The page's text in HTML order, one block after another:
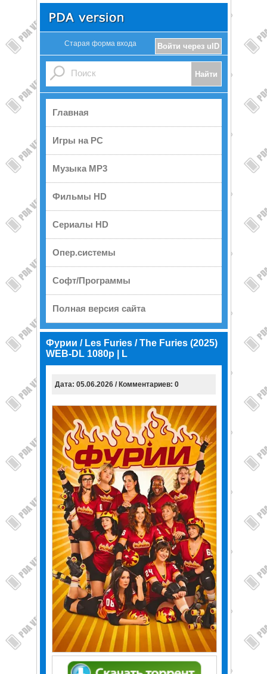
Войти через uID
Старая форма входа
Главная
Игры на PC
Музыка MP3
Фильмы HD
Сериалы HD
Опер.системы
Софт/Программы
Полная версия сайта
Фурии / Les Furies / The Furies (2025)
WEB-DL 1080p | L
Дата: 05.06.2026 / Комментариев: 0